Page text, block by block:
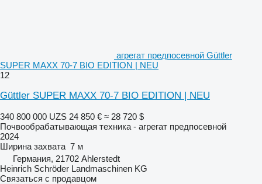
агрегат предпосевной Güttler
SUPER MAXX 70-7 BIO EDITION | NEU
12
Güttler SUPER MAXX 70-7 BIO EDITION | NEU
340 800 000 UZS 24 850 € ≈ 28 720 $
Почвообрабатывающая техника - агрегат предпосевной
2024
Ширина захвата 7 м
Германия, 21702 Ahlerstedt
Heinrich Schröder Landmaschinen KG
Связаться с продавцом